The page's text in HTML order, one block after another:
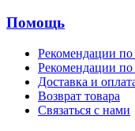
Помощь
Рекомендации
Рекомендации по
Доставка и
Возврат товара
Связаться с нами